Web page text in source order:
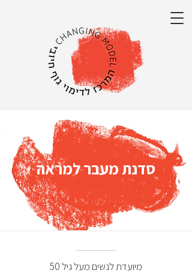
סדנת מעבר למראה
מיועדת לנשים מעל גיל 50